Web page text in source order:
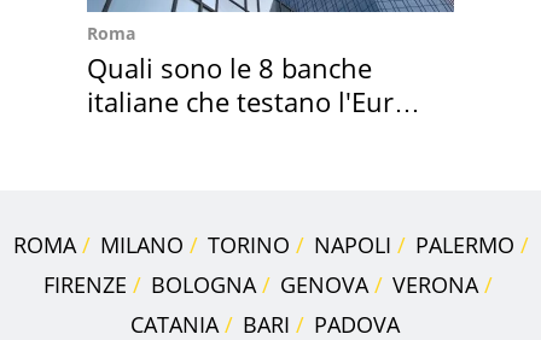
Roma
Quali sono le 8 banche
italiane che testano l'Euro
ROMA MILANO TORINO NAPOLI
PALERMO
FIRENZE
BOLOGNA GENOVA
VERONA
CATANIA
BARI PADOVA